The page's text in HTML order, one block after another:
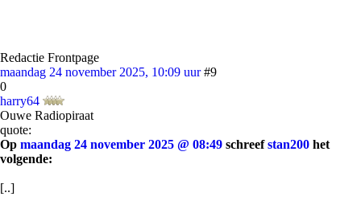
Redactie Frontpage
maandag 24 november 2025, 10:09 uur #9
0
harry64
Ouwe Radiopiraat
quote:
Op maandag 24 november 2025 @ 08:49 schreefstan200 het
volgende:
[..]